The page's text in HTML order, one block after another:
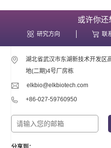
或许你还
研究方向 联
湖北省武汉市东湖新技术开发区
地(二期)4号厂房栋
elkbio@elkbiotech.com
+86-027-59760950